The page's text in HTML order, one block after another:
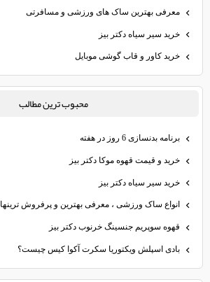
معرفی بهترین ساک های ورزشی و مسافرتی
خرید سیر سیاه دکتر بیز
خرید کاور و قاب گوشی موبایل
محبوب ترين مطالب
برنامه بدنسازی 6 روز در هفته
خرید و قیمت قهوه موکا دکتر بیز
خرید سیر سیاه دکتر بیز
انواع ساک ورزشی ، معرفی بهترین و پرفروش ترینها
قهوه سوپریم جنسینگ خرنوب دکتر بیز
بادی اسپلش ویکتوریا سکرت آکوا کیس چیست؟